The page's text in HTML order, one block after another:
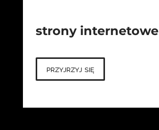
strony internetowe
przyjrzyj się